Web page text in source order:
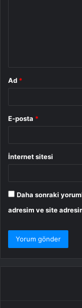
Ad *
E-posta *
İnternet sitesi
Daha sonraki
adresim ve site